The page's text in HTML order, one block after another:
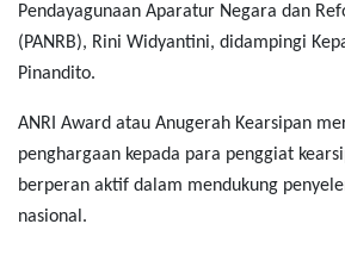
Pendayagunaan Aparatur Negara dan
(PANRB), Rini Widyantini, didampingi
Pinandito.
ANRI Award atau Anugerah Kearsipan
penghargaan kepada para penggiat
berperan aktif dalam mendukung
nasional.